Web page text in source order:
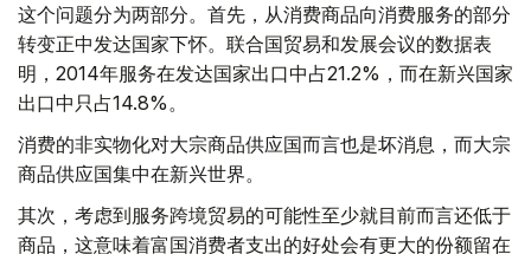
这个问题分为两部分。首先，从消费商品向消费服务的部分
转变正中发达国家下怀。联合国贸易和发展会议的数据表
明，2014年服务在发达国家出口中占21.2%，而在新兴国家
出口中只占14.8%。
消费的非实物化对大宗商品供应国而言也是坏消息，而大宗
商品供应国集中在新兴世界。
其次，考虑到服务跨境贸易的可能性至少就目前而言还低于
商品，这意味着富国消费者支出的好处会有更大的份额留在